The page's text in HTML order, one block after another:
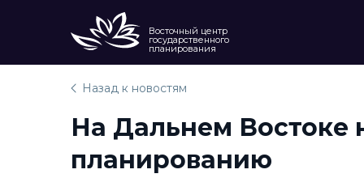
Восточный центр
государственного
планирования
Назад к новостям
На Дальнем Востоке
планированию